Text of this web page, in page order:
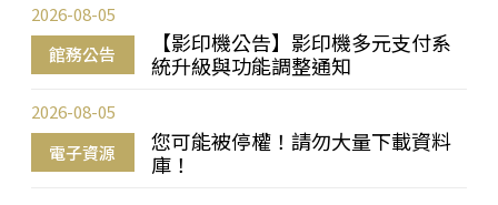
館務公告
【影印機公告】影印機多元支付系
統升級與功能調整通知
2026-08-05
電子資源
您可能被停權！請勿大量下載資料
庫！
2026-08-05